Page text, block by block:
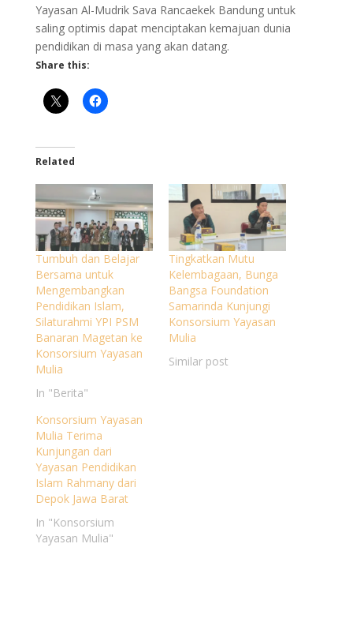
Yayasan Al-Mudrik Sava Rancaekek Bandung untuk
saling optimis dapat menciptakan kemajuan dunia
pendidikan di masa yang akan datang.
Share this:
Related
Tumbuh dan Belajar
Bersama untuk
Mengembangkan
Pendidikan Islam,
Silaturahmi YPI PSM
Banaran Magetan ke
Konsorsium Yayasan
Mulia
In "Berita"
Tingkatkan Mutu
Kelembagaan, Bunga
Bangsa Foundation
Samarinda Kunjungi
Konsorsium Yayasan
Mulia
Similar post
Konsorsium Yayasan
Mulia Terima
Kunjungan dari
Yayasan Pendidikan
Islam Rahmany dari
Depok Jawa Barat
In "Konsorsium
Yayasan Mulia"